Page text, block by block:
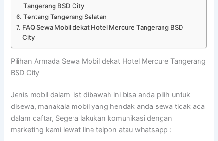
Tangerang BSD City
Tentang Tangerang Selatan
FAQ Sewa Mobil dekat Hotel Mercure Tangerang BSD
City
Pilihan Armada Sewa Mobil dekat Hotel Mercure Tangerang
BSD City
Jenis mobil dalam list dibawah ini bisa anda pilih untuk
disewa, manakala mobil yang hendak anda sewa tidak ada
dalam daftar, Segera lakukan komunikasi dengan
marketing kami lewat line telpon atau whatsapp :